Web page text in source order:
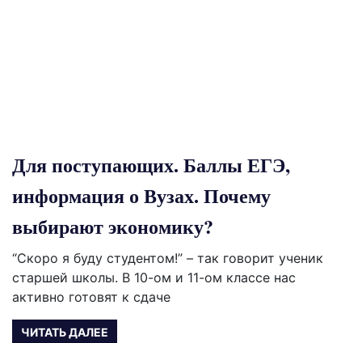
Для поступающих. Баллы ЕГЭ,
информация о Вузах. Почему
выбирают экономику?
“Скоро я буду студентом!” – так говорит ученик
старшей школы. В 10-ом и 11-ом классе нас
активно готовят к сдаче
ЧИТАТЬ ДАЛЕЕ